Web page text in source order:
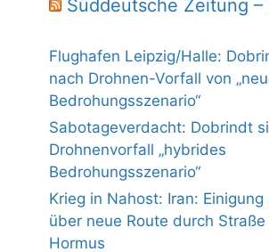
Süddeutsche Zeitung –
Flughafen Leipzig/Halle:
nach Drohnen-Vorfall von
Bedrohungsszenario“
Sabotageverdacht: Dobrindt
Drohnenvorfall „hybrides
Bedrohungsszenario“
Krieg in Nahost: Iran: Einigung
über neue Route durch Straße
Hormus